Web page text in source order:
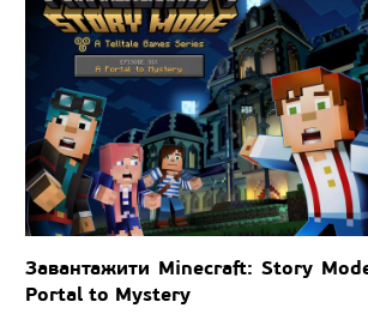
Завантажити Minecraft: Story
Portal to Mystery